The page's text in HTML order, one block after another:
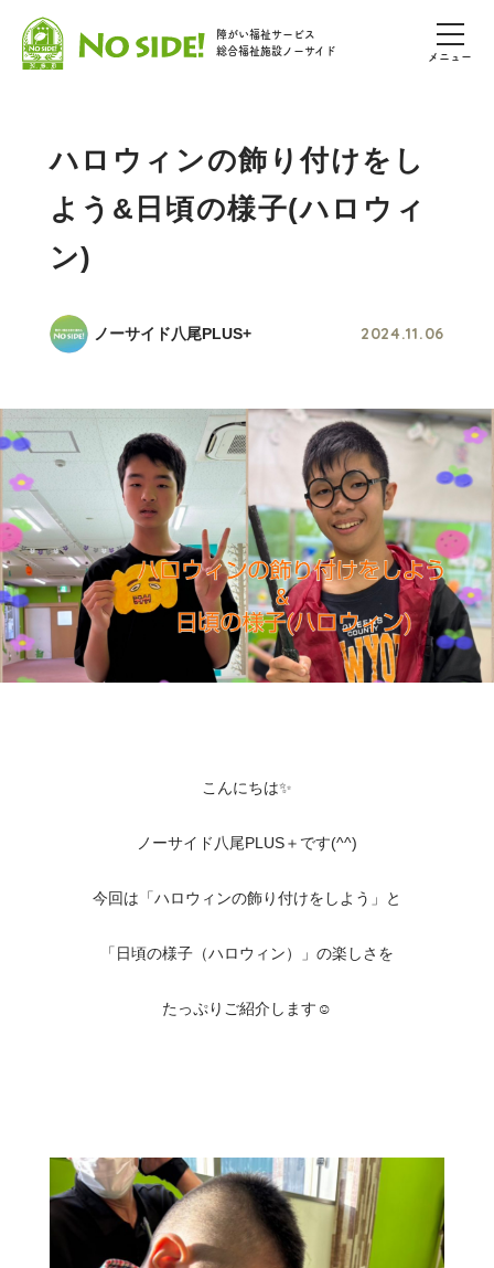
障がい福祉サービス
総合福祉施設ノーサイド
メニュー
ハロウィンの飾り付けをし
よう&日頃の様子(ハロウィ
ン)
ノーサイド八尾PLUS+ 2024.11.06
こんにちは✨
ノーサイド八尾PLUS＋です(^^)
今回は「ハロウィンの飾り付けをしよう」と
「日頃の様子（ハロウィン）」の楽しさを
たっぷりご紹介します☺️